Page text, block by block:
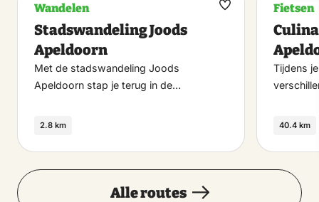
Wandelen
Stadswandeling Joods
Apeldoorn
Met de stadswandeling Joods
Apeldoorn stap je terug in de…
2.8 km
Maak
Fietsen
Tijdens
40.4 km
Alle routes